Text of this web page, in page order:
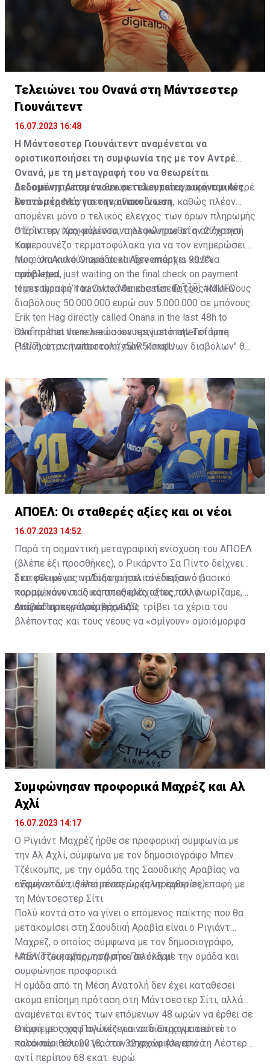
Τελειώνει του Ονανά στη Μάντσεστερ
Γιουνάιτεντ
16.07.2023 16:48
Η Μάντσεστερ Γιουνάιτεντ αναμένεται να
οριστικοποιήσει τη συμφωνία της με τον Αντρέ
Ονανά, με τη μεταγραφή του να θεωρείται
δεδομένη. Απομένουν οι τελευταίες οικονομικές
λεπτομέρειες για την ανακοίνωση.
Δεδομένη πρέπει να θεωρείται η μεταγραφή του Αντρέ
Ονανά στη Μάντσεστερ Γιουνάιτεντ, καθώς πλέον
απομένει μόνο ο τελικός έλεγχος των όρων πληρωμής
στη Ίντερ, προκειμένου να ολοκληρωθεί η απόκτησή
του.
Ο Έρικ τεν Χαχ μάλιστα, τηλεφώνησε στον 27χρονο
Καμερουνέζο τερματοφύλακα για να τον ενημερώσει
πως όλα κυλούν ομάδα και δεν υπάρχει κανένα
πρόβλημα.
More on André Onana deal. Agreement is 99.9%
completed, just waiting on the final check on payment
terms then he’ll travel to Manchester. 🔴🇨🇲#MUFC
Erik ten Hag directly called Onana in the last 48h to
confirm that there are no issues, just matter of time.
Patience.pic.twitter.com/y5hR51mqlU
Η μεταγραφή του Ονανά θα κοστίσει στους κόκκινους
διαβόλους 50.000.000 ευρώ συν 5.000.000 σε μπόνους.
Όλα πρέπει να τελειώσουν πριν από την Τετάρτη
(19/7), όταν η αποστολή των "κόκκινων διαβόλων" θα
ΑΠΟΕΛ: Οι σταθερές αξίες και οι νέοι
16.07.2023 14:52
Παρά τη σημαντική μεταγραφική ενίσχυση του ΑΠΟΕΛ
(βλέπε έξι προσθήκες), ο Ρικάρντο Σα Πίντο δείχνει
διατεθειμένος να διατηρήσει τον περσινό βασικό
κορμό, κάνοντας κάποιες ελάχιστες, αλλά
απαραίτητες παρεμβάσεις.
Στο φιλικό με τη Δόξα οι παλιοί έδειξαν ότι
παραμένουν οι ίδιες σταθερές αξίες που γνωρίζαμε,
ενώ ο Πορτογάλος τεχνικός τρίβει τα χέρια του
βλέποντας και τους νέους να «σμίγουν» ομοιόμορφα
Διαβάστε περισσότεραΕΔΩ.
Συμφώνησαν προφορικά Μαχρέζ και Αλ
Αχλί
16.07.2023 14:17
Ο Ριγιάντ Μαχρέζ ήρθε σε προφορική συμφωνία με
την Αλ Αχλί, σύμφωνα με τον δημοσιογράφο Μπεν
Τζέικομπς, με την ομάδα της Σαουδικής Αραβίας να
αναμένεται τις επόμενες ώρες να έρθει σε επαφή με
τη Μάντσεστερ Σίτι.
•Έφυγαν δύο, θέλει τέσσερις (πληροφορίες)
Πολύ κοντά στο να γίνει ο επόμενος παίκτης που θα
μετακομίσει στη Σαουδική Αραβία είναι ο Ριγιάντ
Μαχρέζ, ο οποίος σύμφωνα με τον δημοσιογράφο,
Μπεν Τζέικομπς, τα βρήκε σε όλα με την ομάδα και
συμφώνησε προφορικά.
•ΑΕΛίστικη εξόρμηση στο Πελένδρι!
Η ομάδα από τη Μέση Ανατολή δεν έχει καταθέσει
ακόμα επίσημη πρόταση στη Μάντσεστερ Σίτι, αλλά
αναμένεται εντός των επόμενων 48 ωρών να έρθει σε
επαφή με τους Πολίτες για να διαπραγματευτεί το
ποσό που θέλουν για τον 32χρονο Αλγερινό.
Ο έμπειρος χαφ αγωνίζεται στο Έτιχαντ από το
καλοκαίρι του 2018, όταν αποχώρησε από τη Λέστερ
αντί περίπου 68 εκατ. ευρώ.